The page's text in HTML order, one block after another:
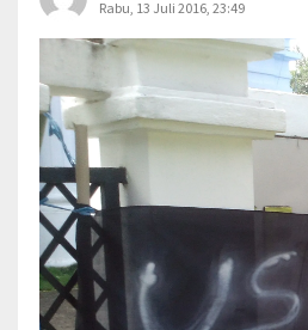
Rabu, 13 Juli 2016, 23:49